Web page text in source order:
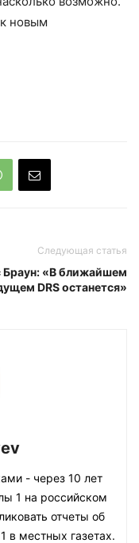
новым
Следующая статья
Браун: «В ближайшем
DRS останется»
- через 10 лет
1 на российском
отчеты об
в местных газетах.